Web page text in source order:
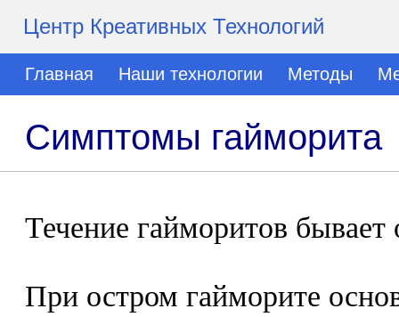
Центр Креативных Технологий
Главная Наши технологии Методы
Симптомы гайморита
Течение гайморитов бывает
При остром гайморите